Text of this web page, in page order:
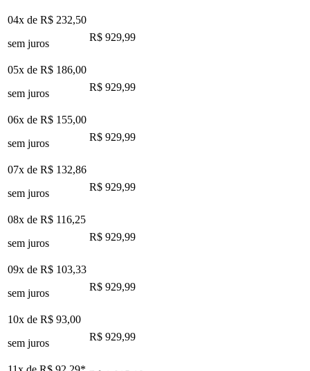
04x de R$ 232,50
sem juros
R$ 929,99
05x de R$ 186,00
sem juros
R$ 929,99
06x de R$ 155,00
sem juros
R$ 929,99
07x de R$ 132,86
sem juros
R$ 929,99
08x de R$ 116,25
sem juros
R$ 929,99
09x de R$ 103,33
sem juros
R$ 929,99
10x de R$ 93,00
sem juros
R$ 929,99